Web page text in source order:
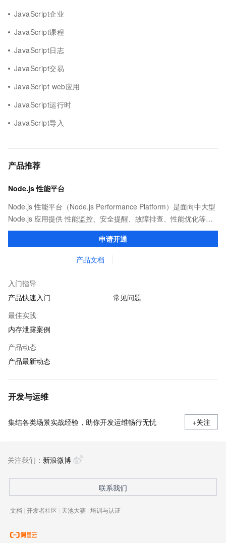
JavaScript企业
JavaScript课程
JavaScript日志
JavaScript交易
JavaScript web应用
JavaScript运行时
JavaScript导入
产品推荐
Node.js 性能平台
Node.js 性能平台（Node.js Performance Platform）是面向中大型
Node.js 应用提供 性能监控、安全提醒、故障排查、性能优化等服
务的整体性解决方案。提供完善的工具链和服务，协助客户主动、
申请开通
产品文档
入门指导
产品快速入门
常见问题
最佳实践
内存泄露案例
产品动态
产品最新动态
开发与运维
集结各类场景实战经验，助你开发运维畅行无忧 +关注
关注我们： 新浪微博
联系我们
文档 | 开发者社区 | 天池大赛 | 培训与认证